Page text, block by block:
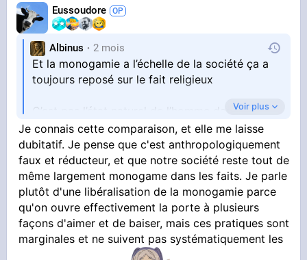
Eussoudore
Albinus 2 mois
Et la monogamie a l’échelle de la société ça a
toujours reposé sur le fait religieux
C’est pas l’état naturel de l’homme dans les
phases précoces
De ce que j’ai lu la règle c’est plutôt le harem ou
les hommes les plus favorisés qui baisent et se
barrent
Donc ça ressemble de plus en plus à ce qu’on a
aujourd’hui, union libre, polyamour qui est juste
un synonyme de polygamie, one shot
Voir plus
Je connais cette comparaison, et elle me laisse
dubitatif. Je pense que c'est anthropologiquement
faux et réducteur, et que notre société reste tout de
même largement monogame dans les faits. Je parle
plutôt d'une libéralisation de la monogamie parce
qu'on ouvre effectivement la porte à plusieurs
façons d'aimer et de baiser, mais ces pratiques sont
marginales et ne suivent pas systématiquement les